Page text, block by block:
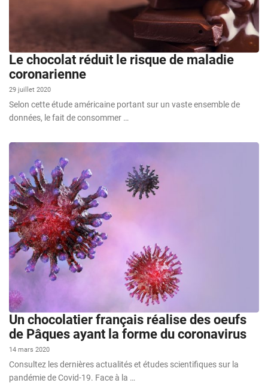
Le chocolat réduit le risque de maladie
coronarienne
29 juillet 2020
Selon cette étude américaine portant sur un vaste ensemble de
données, le fait de consommer …
Un chocolatier français réalise des oeufs
de Pâques ayant la forme du coronavirus
14 mars 2020
Consultez les dernières actualités et études scientifiques sur la
pandémie de Covid-19. Face à la …